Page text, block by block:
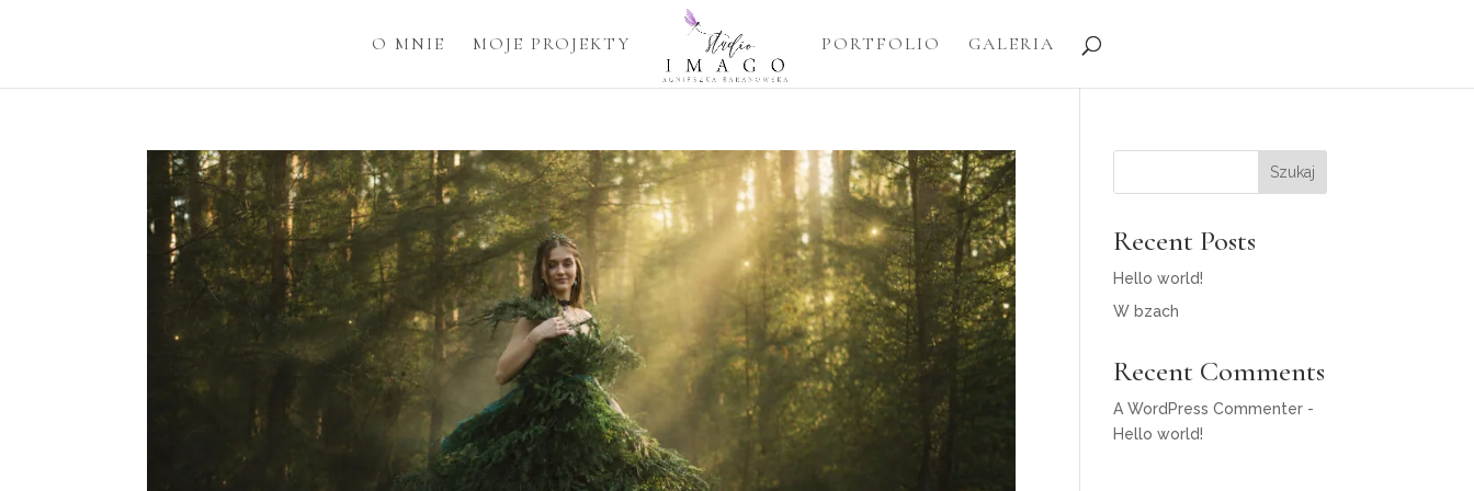
O MNIE MOJE PROJEKTY PORTFOLIO GALERIA
Szukaj
Recent Posts
Hello world!
W bzach
Recent Comments
A WordPress Commenter -
Hello world!